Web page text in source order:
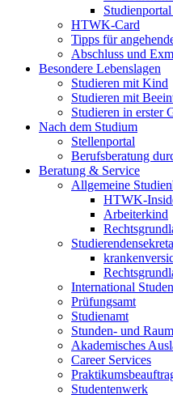
HTWK-Card
Tipps für
Abschluss und
Besondere Lebenslagen
Studieren mit Kind
Studieren mit
Studieren in erster
Nach dem Studium
Stellenportal
Berufsberatung
Beratung & Service
Allgemeine
HTWK-
Arbeiterkind
International
Prüfungsamt
Studienamt
Stunden- und
Akademisches
Career Services
Studentenwerk